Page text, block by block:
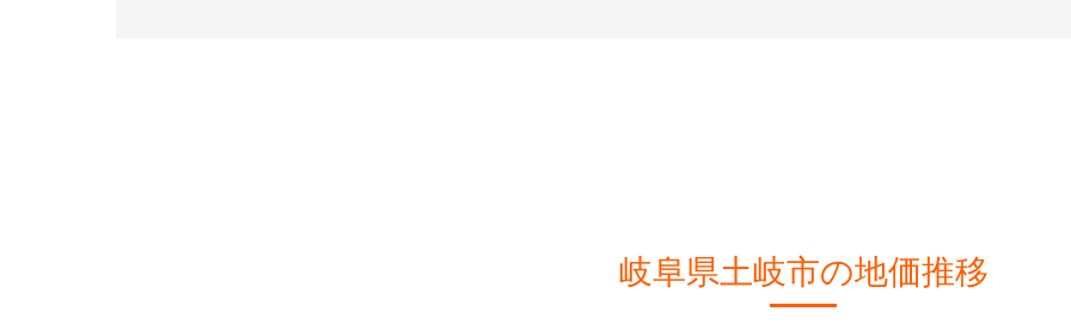
岐阜県土岐市の地価推移